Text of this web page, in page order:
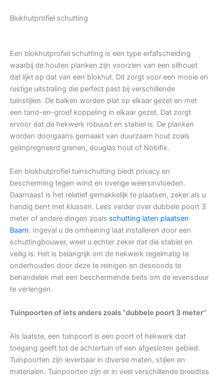
Blukhutprofiel schutting
Een blokhutprofiel schutting is een type erfafscheiding
waarbij de houten planken zijn voorzien van een silhouet
dat lijkt op dat van een blokhut. Dit zorgt voor een mooie en
rustige uitstraling die perfect past bij verschillende
tuinstijlen. De balken worden plat op elkaar gezet en met
een tand-en-groef koppeling in elkaar gezet. Dat zorgt
ervoor dat de hekwerk robuust en stabiel is. De planken
worden doorgaans gemaakt van duurzaam hout zoals
geïmpregneerd grenen, douglas hout of Nobifix.
Een blokhutprofiel tuinschutting biedt privacy en
bescherming tegen wind en overige weersinvloeden.
Daarnaast is het relatief gemakkelijk te plaatsen, zeker als u
handig bent met klussen. Lees verder over dubbele poort 3
meter of andere dingen zoals schutting laten plaatsen
Baarn. Ingeval u de omheining laat installeren door een
schuttingbouwer, weet u echter zeker dat die stabiel en
veilig is. Het is belangrijk om de hekwerk regelmatig te
onderhouden door deze te reinigen en desnoods te
behandelen met een beschermende beits om de levensduur
te verlengen.
Tuinpoorten of iets anders zoals “dubbele poort 3 meter”
Als laatste, een tuinpoort is een poort of hekwerk dat
toegang geeft tot de achtertuin of een afgesloten gebied.
Tuinpoorten zijn leverbaar in diverse maten, stijlen en
materialen. Tuinpoorten zijn er in veel verschillende breedtes